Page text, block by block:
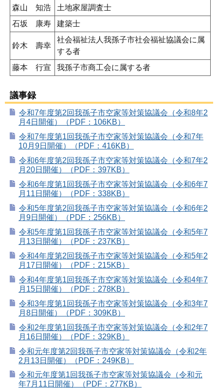
森山 知浩
土地家屋調査士
石坂 康寿
建築士
鈴木 壽幸
社会福祉法人我孫子市社会福祉協議会に属
する者
藤本 行宣
我孫子市商工会に属する者
議事録
令和7年度第2回我孫子市空家等対策協議会（令和8年2
月4日開催）（PDF：106KB）
令和7年度第1回我孫子市空家等対策協議会（令和7年
10月9日開催）（PDF：416KB）
令和6年度第2回我孫子市空家等対策協議会（令和7年2
月20日開催）（PDF：397KB）
令和6年度第1回我孫子市空家等対策協議会（令和6年7
月11日開催）（PDF：338KB）
令和5年度第2回我孫子市空家等対策協議会（令和6年2
月9日開催）（PDF：256KB）
令和5年度第1回我孫子市空家等対策協議会（令和5年7
月13日開催）（PDF：237KB）
令和4年度第2回我孫子市空家等対策協議会（令和5年2
月17日開催）（PDF：215KB）
令和4年度第1回我孫子市空家等対策協議会（令和4年7
月15日開催）（PDF：278KB）
令和3年度第1回我孫子市空家等対策協議会（令和3年7
月8日開催）（PDF：309KB）
令和2年度第1回我孫子市空家等対策協議会（令和2年7
月16日開催）（PDF：329KB）
令和元年度第2回我孫子市空家等対策協議会（令和2年
2月13日開催）（PDF：249KB）
令和元年度第1回我孫子市空家等対策協議会（令和元
年7月11日開催）（PDF：277KB）